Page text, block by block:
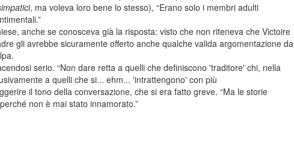
, ma voleva loro bene lo stesso), “Erano solo i membri adulti
anche se conosceva già la risposta: visto che non riteneva che Victoire
gli avrebbe sicuramente offerto anche qualche valida argomentazione da
serio. “Non dare retta a quelli che definiscono 'traditore' chi, nella
a quelli che si... ehm... 'intrattengono' con più
il tono della conversazione, che si era fatto greve. “Ma le storie
non è mai stato innamorato.”